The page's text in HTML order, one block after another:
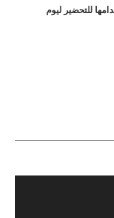
للتحضير ليوم